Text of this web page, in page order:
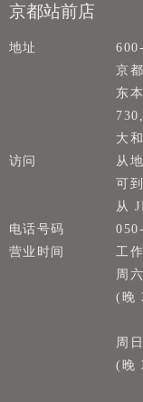
京都站前店
地址
京
东
大
访问
从
可
从
电话号码
营业时间
工
周
(晚
周
(晚